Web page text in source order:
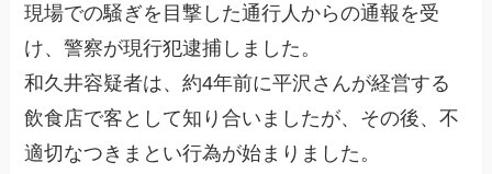
現場での騒ぎを目撃した通行人からの通報を受
け、警察が現行犯逮捕しました。
和久井容疑者は、約4年前に平沢さんが経営する
飲食店で客として知り合いましたが、その後、不
適切なつきまとい行為が始まりました。